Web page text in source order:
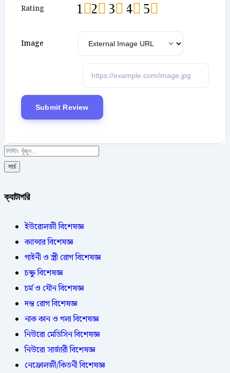
Rating 5
4
3
2
1
Image
সার্চ
ক্যাটাগরি
ইউরোলজী বিশেষজ্ঞ
ক্যান্সার বিশেষজ্ঞ
গাইনী ও স্ত্রী রোগ বিশেষজ্ঞ
চক্ষু বিশেষজ্ঞ
চর্ম ও যৌন বিশেষজ্ঞ
দন্ত রোগ বিশেষজ্ঞ
নাক কান ও গলা বিশেষজ্ঞ
নিউরো মেডিসিন বিশেষজ্ঞ
নিউরো সার্জারী বিশেষজ্ঞ
নেফ্রোলজী/কিডনী বিশেষজ্ঞ